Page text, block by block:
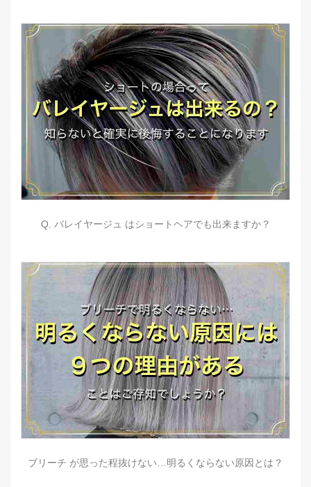
Q. バレイヤージュ はショートヘアでも出来ますか？
ブリーチ が思った程抜けない…明るくならない原因とは？